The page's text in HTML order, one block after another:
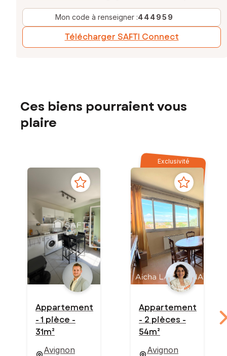
Mon code à renseigner :444959
Télécharger SAFTI Connect
Ces biens pourraient vous
plaire
Appartement
- 1 pièce -
31m²
Avignon
Exclusivité
Appartement
- 2 pièces -
54m²
Avignon